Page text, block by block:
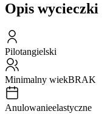
Opis wycieczki
Pilotangielski
Minimalny wiekBRAK
Anulowanieelastyczne